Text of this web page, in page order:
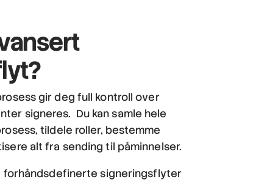
gir deg full kontroll over
signeres. Du kan samle hele
tildele roller, bestemme
alt fra sending til påminnelser.
forhåndsdefinerte signeringsflyter